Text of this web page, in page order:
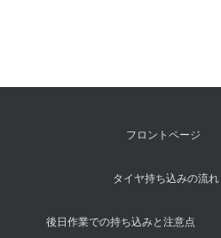
フロントページ
タイヤ持ち込みの流
後日作業での持ち込みと注意点